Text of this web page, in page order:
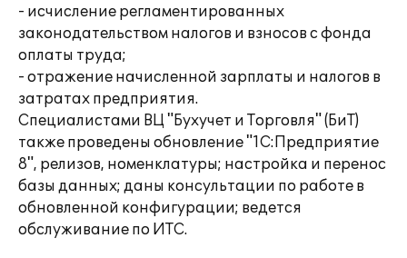
- исчисление регламентированных
законодательством налогов и взносов с фонда
оплаты труда;
- отражение начисленной зарплаты и налогов в
затратах предприятия.
Специалистами ВЦ "Бухучет и Торговля" (БиТ)
также проведены обновление "1С:Предприятие
8", релизов, номенклатуры; настройка и перенос
базы данных; даны консультации по работе в
обновленной конфигурации; ведется
обслуживание по ИТС.